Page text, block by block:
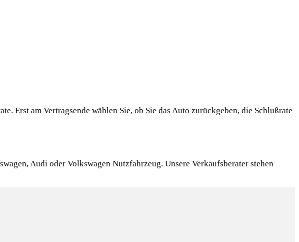
Erst am Vertragsende wählen Sie, ob Sie das Auto zurückgeben, die Schlußrate
Audi oder Volkswagen Nutzfahrzeug. Unsere Verkaufsberater stehen